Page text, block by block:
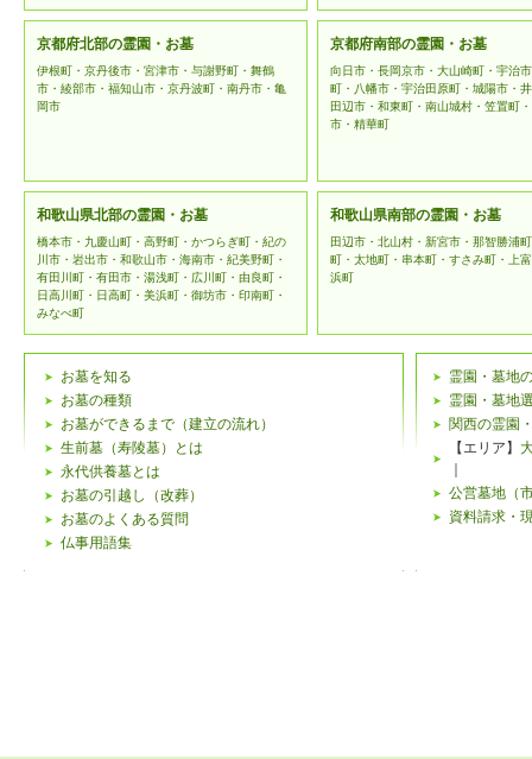
京都府北部の霊園・お墓
伊根町・京丹後市・宮津市・与謝野町・舞鶴
市・綾部市・福知山市・京丹波町・南丹市・亀
岡市
京都府南部の霊園・お墓
向日市・長岡京市・大山崎町・宇治
町・八幡市・宇治田原町・城陽市・
田辺市・和東町・南山城村・笠置町
市・精華町
和歌山県北部の霊園・お墓
橋本市・九慶山町・高野町・かつらぎ町・紀の
川市・岩出市・和歌山市・海南市・紀美野町・
有田川町・有田市・湯浅町・広川町・由良町・
日高川町・日高町・美浜町・御坊市・印南町・
みなべ町
和歌山県南部の霊園・お墓
田辺市・北山村・新宮市・那智勝浦
町・太地町・串本町・すさみ町・上
浜町
お墓を知る
お墓の種類
お墓ができるまで（建立の流れ）
生前墓（寿陵墓）とは
永代供養墓とは
お墓の引越し（改葬）
お墓のよくある質問
仏事用語集
霊園・墓地
霊園・墓地
関西の霊園
【エリア】
公営墓地（
資料請求・